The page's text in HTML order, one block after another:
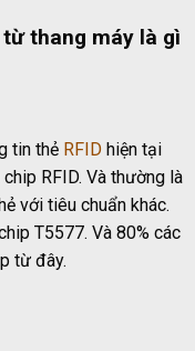
thang máy là gì
tin thẻ RFID hiện tại
RFID. Và thường là
với tiêu chuẩn khác.
T5577. Và 80% các
từ đây.